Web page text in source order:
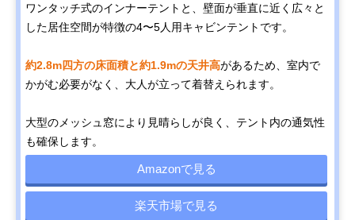
ワンタッチ式のインナーテントと、壁面が垂直に近く広々と
した居住空間が特徴の4〜5人用キャビンテントです。
約2.8m四方の床面積と約1.9mの天井高があるため、室内で
かがむ必要がなく、大人が立って着替えられます。
大型のメッシュ窓により見晴らしが良く、テント内の通気性
も確保します。
Amazonで見る
楽天市場で見る